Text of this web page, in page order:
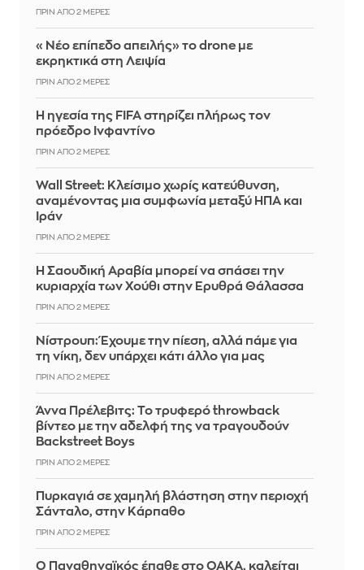
ΠΡΙΝ ΑΠΌ 2 ΜΈΡΕΣ
«Νέο επίπεδο απειλής» το drone με
εκρηκτικά στη Λειψία
ΠΡΙΝ ΑΠΌ 2 ΜΈΡΕΣ
Η ηγεσία της FIFA στηρίζει πλήρως τον
πρόεδρο Ινφαντίνο
ΠΡΙΝ ΑΠΌ 2 ΜΈΡΕΣ
Wall Street: Κλείσιμο χωρίς κατεύθυνση,
αναμένοντας μια συμφωνία μεταξύ ΗΠΑ και
Ιράν
ΠΡΙΝ ΑΠΌ 2 ΜΈΡΕΣ
Η Σαουδική Αραβία μπορεί να σπάσει την
κυριαρχία των Χούθι στην Ερυθρά Θάλασσα
ΠΡΙΝ ΑΠΌ 2 ΜΈΡΕΣ
Νίστρουπ: Έχουμε την πίεση, αλλά πάμε για
τη νίκη, δεν υπάρχει κάτι άλλο για μας
ΠΡΙΝ ΑΠΌ 2 ΜΈΡΕΣ
Άννα Πρέλεβιτς: Το τρυφερό throwback
βίντεο με την αδελφή της να τραγουδούν
Backstreet Boys
ΠΡΙΝ ΑΠΌ 2 ΜΈΡΕΣ
Πυρκαγιά σε χαμηλή βλάστηση στην περιοχή
Σάνταλο, στην Κάρπαθο
ΠΡΙΝ ΑΠΌ 2 ΜΈΡΕΣ
Ο Παναθηναϊκός έπαθε στο ΟΑΚΑ, καλείται